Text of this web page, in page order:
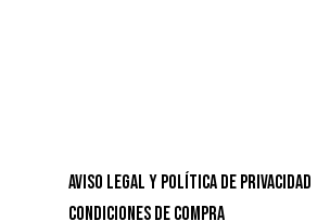
Aviso Legal y Política de privacidad
Condiciones de Compra